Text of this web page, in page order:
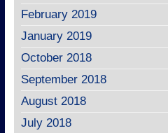
February 2019
January 2019
October 2018
September 2018
August 2018
July 2018